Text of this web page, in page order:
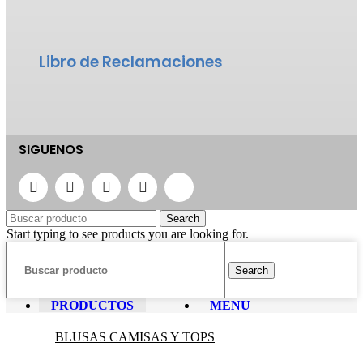
Libro de Reclamaciones
SIGUENOS
Search
Start typing to see products you are looking for.
Search
PRODUCTOS MENU
BLUSAS CAMISAS Y TOPS